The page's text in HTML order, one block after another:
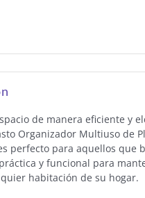
de manera eficiente y
Organizador Multiuso de
perfecto para aquellos que
y funcional para
habitación de su hogar.